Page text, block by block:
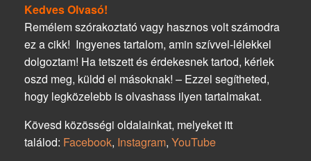
Kedves Olvasó!
Remélem szórakoztató vagy hasznos volt számodra
ez a cikk! Ingyenes tartalom, amin szívvel-lélekkel
dolgoztam! Ha tetszett és érdekesnek tartod, kérlek
oszd meg, küldd el másoknak! – Ezzel segítheted,
hogy legközelebb is olvashass ilyen tartalmakat.
Kövesd közösségi oldalainkat, melyeket itt
találod: Facebook, Instagram, YouTube